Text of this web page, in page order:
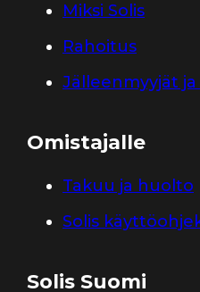
Miksi Solis
Rahoitus
Jälleenmyyjät
Omistajalle
Takuu ja huolto
Solis
Solis Suomi